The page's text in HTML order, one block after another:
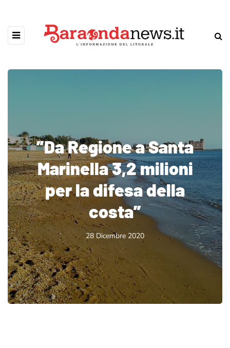
”Da Regione a Santa
Marinella 3,2 milioni
per la difesa della
costa”
28 Dicembre 2020